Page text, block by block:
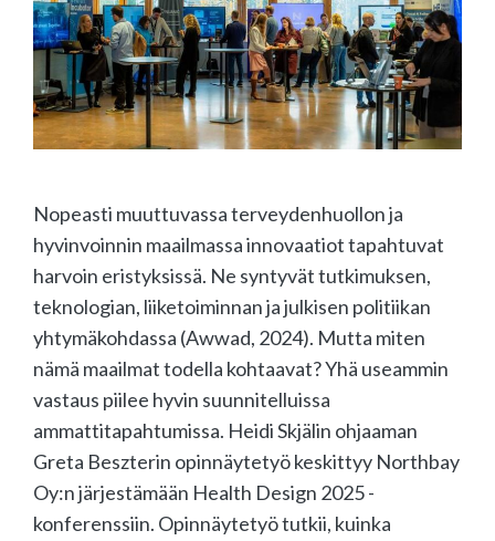
Nopeasti muuttuvassa terveydenhuollon ja
hyvinvoinnin maailmassa innovaatiot tapahtuvat
harvoin eristyksissä. Ne syntyvät tutkimuksen,
teknologian, liiketoiminnan ja julkisen politiikan
yhtymäkohdassa (Awwad, 2024). Mutta miten
nämä maailmat todella kohtaavat? Yhä useammin
vastaus piilee hyvin suunnitelluissa
ammattitapahtumissa. Heidi Skjälin ohjaaman
Greta Beszterin opinnäytetyö keskittyy Northbay
Oy:n järjestämään Health Design 2025 -
konferenssiin. Opinnäytetyö tutkii, kuinka